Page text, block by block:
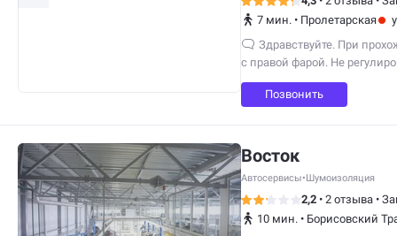
7 мин. • Пролетарская
Здравствуйте. При
с правой фарой. Не
отражатель. Благодаря
советую это Сто. Все чётко
Позвонить
Восток
Автосервисы•Шумоизоляция
2,2 • 2 отзыва •
10 мин. • Борисовский